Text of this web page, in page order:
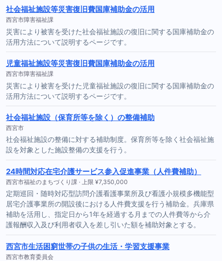
社会福祉施設等災害復旧費国庫補助金の活用
西宮市障害福祉課
災害により被害を受けた社会福祉施設の復旧に関する国庫補助金の
活用方法について説明するページです。
児童福祉施設等災害復旧費国庫補助金の活用
西宮市障害福祉課
災害により被害を受けた児童福祉施設の復旧に関する国庫補助金の
活用方法について説明するページです。
社会福祉施設（保育所等を除く）の整備補助
西宮市
社会福祉施設の整備に対する補助制度。保育所等を除く社会福祉施
設を対象とした施設整備の支援を行う。
24時間対応在宅介護サービス参入促進事業（人件費補助）
西宮市福祉のまちづくり課 · 上限 ¥7,350,000
定期巡回・随時対応型訪問介護看護事業所及び看護小規模多機能型
居宅介護事業所の開設後における人件費支援を行う補助金。兵庫県
補助を活用し、指定日から1年を経過する月までの人件費等から介
護報酬収入及び利用者収入を差し引いた額を補助対象とする。
西宮市生活困窮世帯の子供の生活・学習支援事業
西宮市教育委員会